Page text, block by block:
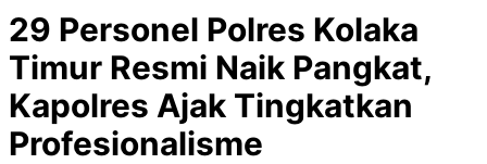
29 Personel Polres Kolaka
Timur Resmi Naik Pangkat,
Kapolres Ajak Tingkatkan
Profesionalisme